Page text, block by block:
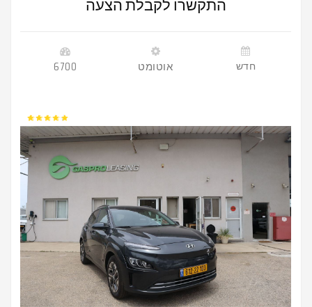
התקשרו לקבלת הצעה
6700 אוטומט חדש